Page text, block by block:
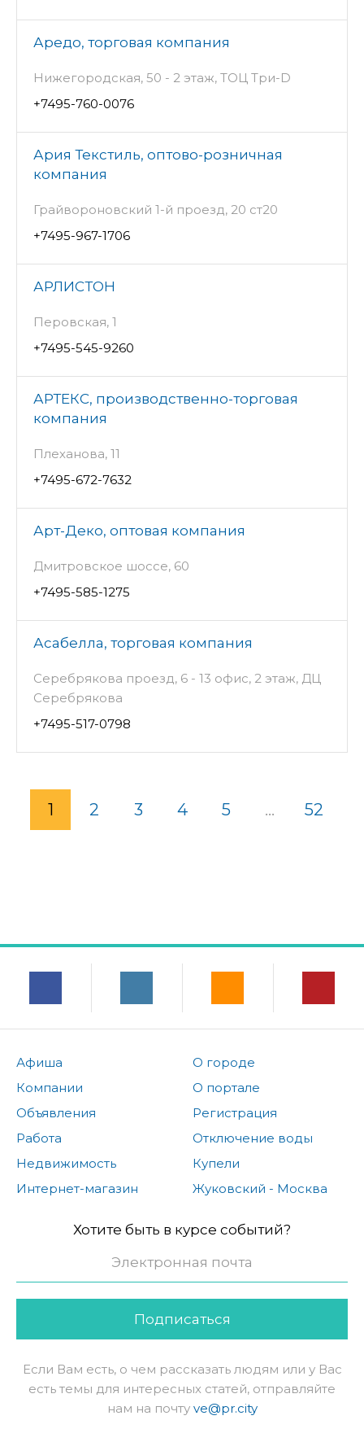
Аредо, торговая компания
Нижегородская, 50 - 2 этаж, ТОЦ Три-D
+7495-760-0076
Ария Текстиль, оптово-розничная
компания
Грайвороновский 1-й проезд, 20 ст20
+7495-967-1706
АРЛИСТОН
Перовская, 1
+7495-545-9260
АРТЕКС, производственно-торговая
компания
Плеханова, 11
+7495-672-7632
Арт-Деко, оптовая компания
Дмитровское шоссе, 60
+7495-585-1275
Асабелла, торговая компания
Серебрякова проезд, 6 - 13 офис, 2 этаж, ДЦ
Серебрякова
+7495-517-0798
1 2 3 4 5 ... 52
Афиша
Компании
Объявления
Работа
Недвижимость
Интернет-магазин
О городе
О портале
Регистрация
Отключение воды
Купели
Жуковский - Москва
Хотите быть в курсе событий?
Подписаться
Если Вам есть, о чем рассказать людям или у Вас
есть темы для интересных статей, отправляйте
нам на почту ve@pr.city